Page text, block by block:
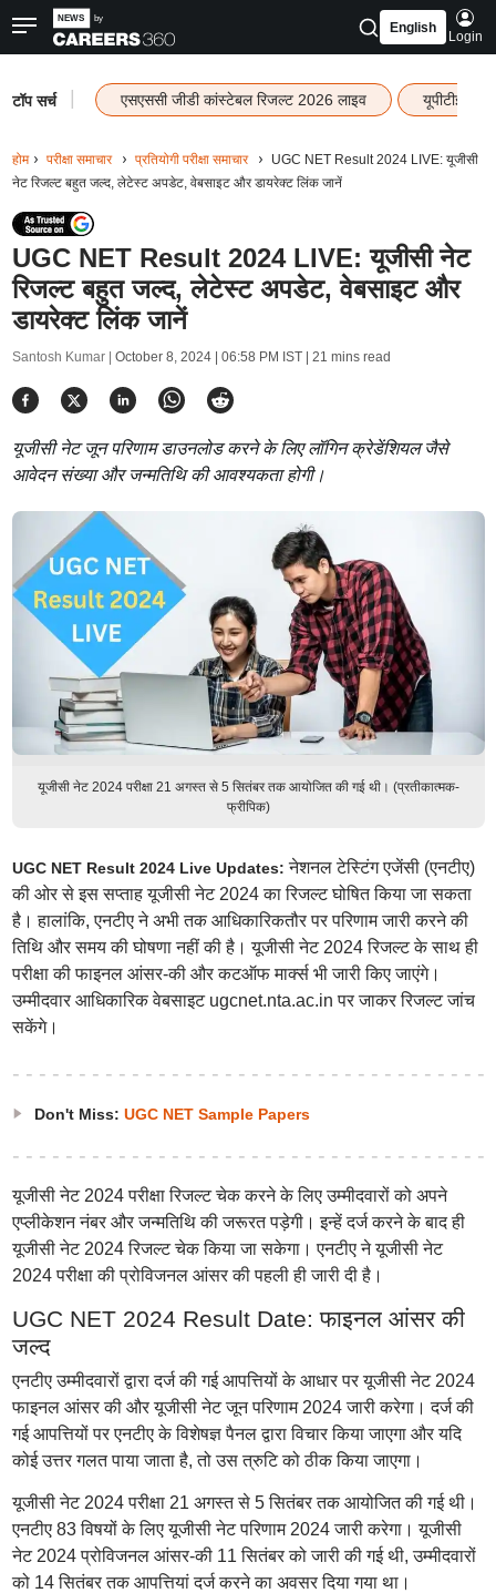
English
Login
टॉप सर्च एसएससी जीडी कांस्टेबल रिजल्ट 2026 लाइव यूपीटीईटी
होम परीक्षा समाचार प्रतियोगी परीक्षा समाचार
UGC NET Result 2024 LIVE: यूजीसी
नेट रिजल्ट बहुत जल्द, लेटेस्ट अपडेट, वेबसाइट और डायरेक्ट लिंक जानें
UGC NET Result 2024 LIVE: यूजीसी नेट
रिजल्ट बहुत जल्द, लेटेस्ट अपडेट, वेबसाइट और
डायरेक्ट लिंक जानें
Santosh Kumar | October 8, 2024 | 06:58 PM IST| 21 mins read
यूजीसी नेट जून परिणाम डाउनलोड करने के लिए लॉगिन क्रेडेंशियल जैसे
आवेदन संख्या और जन्मतिथि की आवश्यकता होगी।
यूजीसी नेट 2024 परीक्षा 21 अगस्त से 5 सितंबर तक आयोजित की गई थी। (प्रतीकात्मक-
फ्रीपिक)
UGC NET Result 2024 Live Updates: नेशनल टेस्टिंग एजेंसी (एनटीए)
की ओर से इस सप्ताह यूजीसी नेट 2024 का रिजल्ट घोषित किया जा सकता
है। हालांकि, एनटीए ने अभी तक आधिकारिकतौर पर परिणाम जारी करने की
तिथि और समय की घोषणा नहीं की है। यूजीसी नेट 2024 रिजल्ट के साथ ही
परीक्षा की फाइनल आंसर-की और कटऑफ मार्क्स भी जारी किए जाएंगे।
उम्मीदवार आधिकारिक वेबसाइट ugcnet.nta.ac.in पर जाकर रिजल्ट जांच
सकेंगे।
Don't Miss: UGC NET Sample Papers
यूजीसी नेट 2024 परीक्षा रिजल्ट चेक करने के लिए उम्मीदवारों को अपने
एप्लीकेशन नंबर और जन्मतिथि की जरूरत पड़ेगी। इन्हें दर्ज करने के बाद ही
यूजीसी नेट 2024 रिजल्ट चेक किया जा सकेगा। एनटीए ने यूजीसी नेट
2024 परीक्षा की प्रोविजनल आंसर की पहली ही जारी दी है।
UGC NET 2024 Result Date: फाइनल आंसर की
जल्द
एनटीए उम्मीदवारों द्वारा दर्ज की गई आपत्तियों के आधार पर यूजीसी नेट 2024
फाइनल आंसर की और यूजीसी नेट जून परिणाम 2024 जारी करेगा। दर्ज की
गई आपत्तियों पर एनटीए के विशेषज्ञ पैनल द्वारा विचार किया जाएगा और यदि
कोई उत्तर गलत पाया जाता है, तो उस त्रुटि को ठीक किया जाएगा।
यूजीसी नेट 2024 परीक्षा 21 अगस्त से 5 सितंबर तक आयोजित की गई थी।
एनटीए 83 विषयों के लिए यूजीसी नेट परिणाम 2024 जारी करेगा। यूजीसी
नेट 2024 प्रोविजनल आंसर-की 11 सितंबर को जारी की गई थी, उम्मीदवारों
को 14 सितंबर तक आपत्तियां दर्ज करने का अवसर दिया गया था।